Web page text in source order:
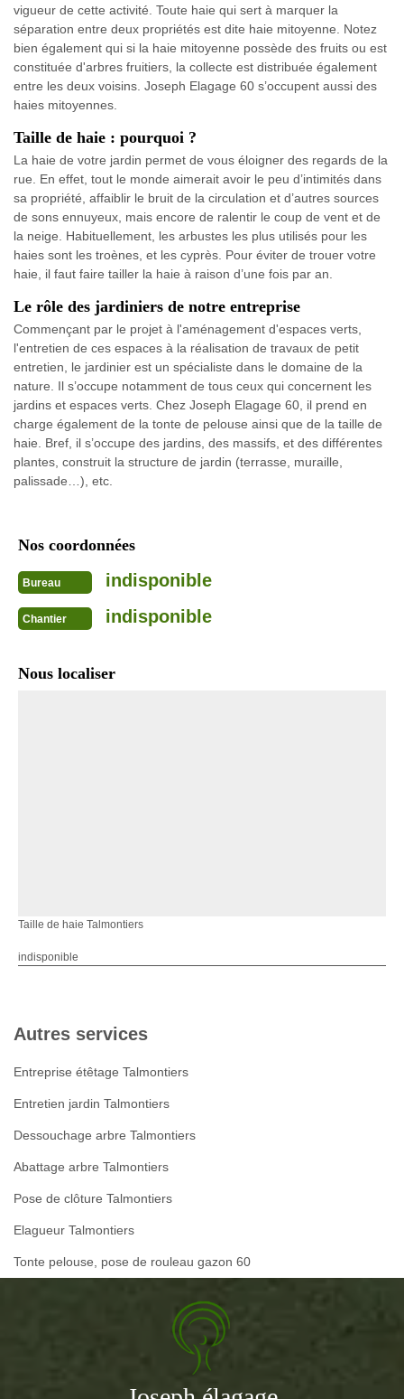
vigueur de cette activité. Toute haie qui sert à marquer la
séparation entre deux propriétés est dite haie mitoyenne. Notez
bien également qui si la haie mitoyenne possède des fruits ou est
constituée d'arbres fruitiers, la collecte est distribuée également
entre les deux voisins. Joseph Elagage 60 s’occupent aussi des
haies mitoyennes.
Taille de haie : pourquoi ?
La haie de votre jardin permet de vous éloigner des regards de la
rue. En effet, tout le monde aimerait avoir le peu d’intimités dans
sa propriété, affaiblir le bruit de la circulation et d’autres sources
de sons ennuyeux, mais encore de ralentir le coup de vent et de
la neige. Habituellement, les arbustes les plus utilisés pour les
haies sont les troènes, et les cyprès. Pour éviter de trouer votre
haie, il faut faire tailler la haie à raison d’une fois par an.
Le rôle des jardiniers de notre entreprise
Commençant par le projet à l'aménagement d'espaces verts,
l'entretien de ces espaces à la réalisation de travaux de petit
entretien, le jardinier est un spécialiste dans le domaine de la
nature. Il s’occupe notamment de tous ceux qui concernent les
jardins et espaces verts. Chez Joseph Elagage 60, il prend en
charge également de la tonte de pelouse ainsi que de la taille de
haie. Bref, il s’occupe des jardins, des massifs, et des différentes
plantes, construit la structure de jardin (terrasse, muraille,
palissade…), etc.
Nos coordonnées
Bureau indisponible
Chantier indisponible
Nous localiser
Taille de haie Talmontiers
indisponible
Autres services
Entreprise étêtage Talmontiers
Entretien jardin Talmontiers
Dessouchage arbre Talmontiers
Abattage arbre Talmontiers
Pose de clôture Talmontiers
Elagueur Talmontiers
Tonte pelouse, pose de rouleau gazon 60